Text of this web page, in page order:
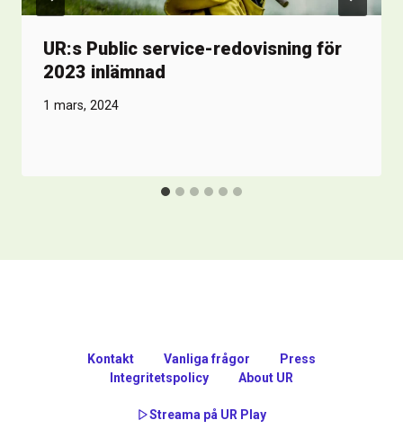
UR:s Public service-redovisning för
2023 inlämnad
1 mars, 2024
Kontakt Vanliga frågor
Press
Integritetspolicy
About UR
Streama på UR Play